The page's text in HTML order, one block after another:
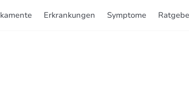
Erkrankungen Symptome